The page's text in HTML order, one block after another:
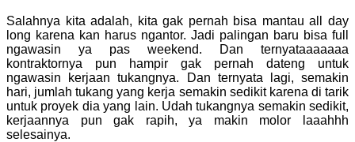
Salahnya kita adalah, kita gak pernah bisa mantau all day
long karena kan harus ngantor. Jadi palingan baru bisa full
ngawasin ya pas weekend. Dan ternyataaaaaaa
kontraktornya pun hampir gak pernah dateng untuk
ngawasin kerjaan tukangnya. Dan ternyata lagi, semakin
hari, jumlah tukang yang kerja semakin sedikit karena di tarik
untuk proyek dia yang lain. Udah tukangnya semakin sedikit,
kerjaannya pun gak rapih, ya makin molor laaahhh
selesainya.